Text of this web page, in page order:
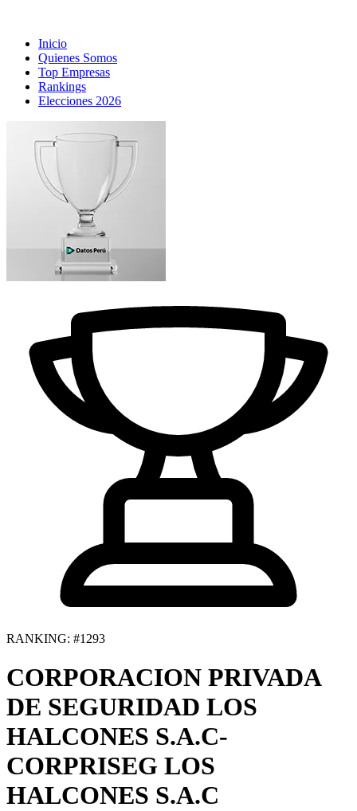
Inicio
Quienes Somos
Top Empresas
Rankings
Elecciones 2026
RANKING: #1293
CORPORACION PRIVADA
DE SEGURIDAD LOS
HALCONES S.A.C-
CORPRISEG LOS
HALCONES S.A.C